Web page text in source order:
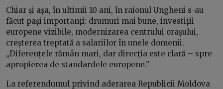
Chiar și așa, în ultimii 10 ani, în raionul Ungheni s-au
făcut pași importanți: drumuri mai bune, investiții
europene vizibile, modernizarea centrului orașului,
creșterea treptată a salariilor în unele domenii.
„Diferențele rămân mari, dar direcția este clară – spre
apropierea de standardele europene.”
La referendumul privind aderarea Republicii Moldova